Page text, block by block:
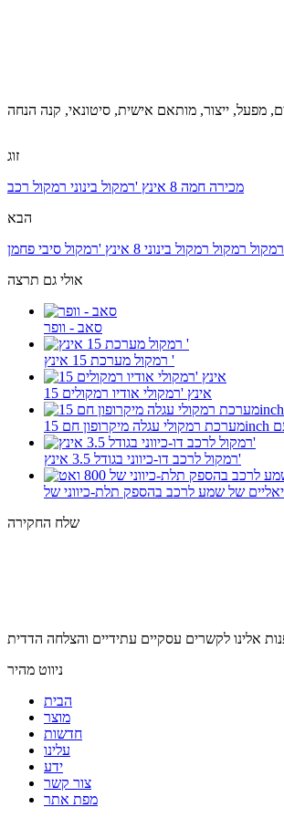
זוג
מכירה חמה 8 אינץ 'רמקול בינוני רמקול רכב
הבא
רמקול רמקול רמקול בינוני 8 אינץ 'רמקול סיבי פחמן
אולי גם תרצה
סאב - וופר
רמקול מערכת 15 אינץ '
15 אינץ 'רמקולי אודיו רמקולים
רמקול לרכב דו-כיווני בגודל 3.5 אינץ'
שלח החקירה
ניווט מהיר
הבית
מוצר
חדשות
עלינו
ידע
צור קשר
מפת אתר